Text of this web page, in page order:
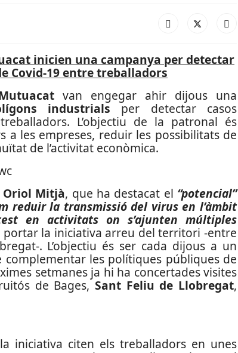
inicien una campanya per detectar
Covid-19 entre treballadors
van engegar ahir dijous una
industrials per detectar casos
L’objectiu de la patronal és
les empreses, reduir les possibilitats de
de l’activitat econòmica.
Oriol Mitjà, que ha destacat el “potencial”
reduir la transmissió del virus en l’àmbit
en activitats on s’ajunten múltiples
la iniciativa arreu del territori -entre
. L’objectiu és ser cada dijous a un
les polítiques públiques de
setmanes ja hi ha concertades visites
de Bages, Sant Feliu de Llobregat,
iniciativa citen els treballadors en unes